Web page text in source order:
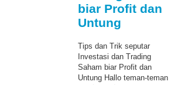
biar Profit dan
Untung
Tips dan Trik seputar
Investasi dan Trading
Saham biar Profit dan
Untung Hallo teman-teman